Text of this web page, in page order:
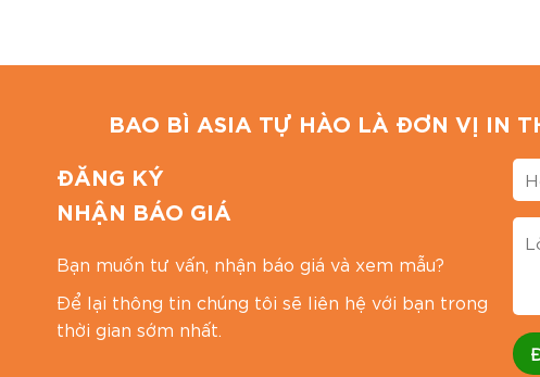
BAO BÌ ASIA
Hotline: 0867 886 811
Website: https://baobiasia.com
BAO BÌ ASIA TỰ HÀO LÀ ĐƠN VỊ IN
ĐĂNG KÝ
NHẬN BÁO GIÁ
Bạn muốn tư vấn, nhận báo giá và xem mẫu?
Để lại thông tin chúng tôi sẽ liên hệ với bạn trong
thời gian sớm nhất.